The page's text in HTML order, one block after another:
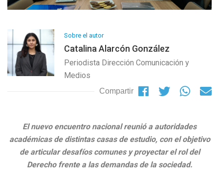
Sobre el autor
Catalina Alarcón González
Periodista Dirección Comunicación y
Medios
Compartir
El nuevo encuentro nacional reunió a autoridades
académicas de distintas casas de estudio, con el objetivo
de articular desafíos comunes y proyectar el rol del
Derecho frente a las demandas de la sociedad.